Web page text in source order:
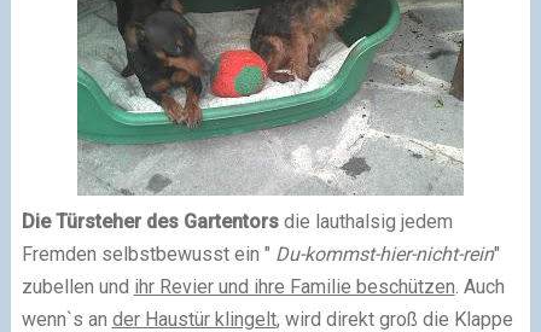
Die Türsteher des Gartentorsdie lauthalsig jedem
Fremden selbstbewusst ein " Du-kommst-hier-nicht-rein"
zubellen und ihr Revier und ihre Familie beschützen. Auch
wenn`s an der Haustür klingelt, wird direkt groß die Klappe